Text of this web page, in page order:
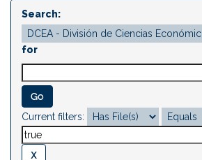
Search:
for
Current filters: